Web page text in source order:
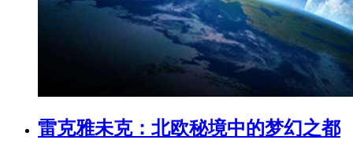
雷克雅未克：北欧秘境中的梦幻之都